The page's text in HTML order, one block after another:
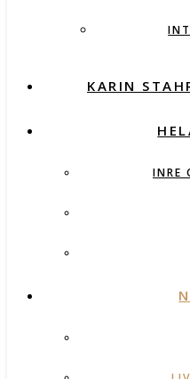
KARIN
INRE